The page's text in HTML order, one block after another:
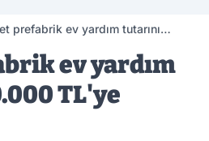
prefabrik ev yardım tutarını
ev yardım
TL'ye